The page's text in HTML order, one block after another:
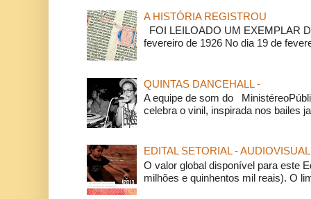
A HISTÓRIA REGISTROU
FOI LEILOADO UM EXEMPLAR
fevereiro de 1926 No dia 19 de
QUINTAS DANCEHALL -
A equipe de som do
celebra o vinil, inspirada nos bailes
EDITAL SETORIAL - AUDIOVISUAL
O valor global disponível para este
milhões e quinhentos mil reais). O